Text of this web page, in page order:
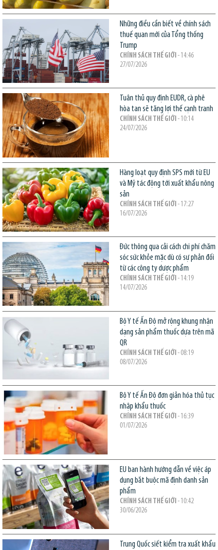
Những điều cần biết về chính sách
thuế quan mới của Tổng thống
Trump
CHÍNH SÁCH THẾ GIỚI - 14:46
27/07/2026
Tuân thủ quy định EUDR, cà phê
hòa tan sẽ tăng lợi thế cạnh tranh
CHÍNH SÁCH THẾ GIỚI - 10:14
24/07/2026
Hàng loạt quy định SPS mới từ EU
và Mỹ tác động tới xuất khẩu nông
sản
CHÍNH SÁCH THẾ GIỚI - 17:27
16/07/2026
Đức thông qua cải cách chi phí chăm
sóc sức khỏe mặc dù có sự phản đối
từ các công ty dược phẩm
CHÍNH SÁCH THẾ GIỚI - 14:19
14/07/2026
Bộ Y tế Ấn Độ mở rộng khung nhận
dạng sản phẩm thuốc dựa trên mã
QR
CHÍNH SÁCH THẾ GIỚI - 08:19
08/07/2026
Bộ Y tế Ấn Độ đơn giản hóa thủ tục
nhập khẩu thuốc
CHÍNH SÁCH THẾ GIỚI - 16:39
01/07/2026
EU ban hành hướng dẫn về việc áp
dụng bắt buộc mã định danh sản
phẩm
CHÍNH SÁCH THẾ GIỚI - 10:42
30/06/2026
Trung Quốc siết kiểm tra xuất khẩu